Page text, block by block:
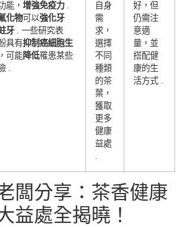
能， 增強免疫力 .
化物可以強化牙
牙 . 一些研究表
具有抑制癌細胞生
可能降低罹患某些
.
自身
需
求，
選擇
不同
種類
的茶
葉，
獲取
更多
健康
益處
.
好，但
仍需注
意適
量，並
搭配健
康的生
活方式 .
闆分享：茶香健康
益處全揭曉！